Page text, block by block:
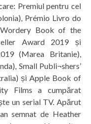
Premiul pentru cel
Prémio Livro do
Book of the
Award 2019 și
(Marea Britanie),
Small Publi¬shers’
și Apple Book of
Films a cumpărat
un serial TV. Apărut
semnat de Heather